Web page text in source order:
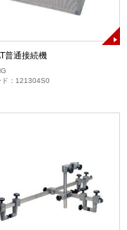
普通接続機
ド：121304S0